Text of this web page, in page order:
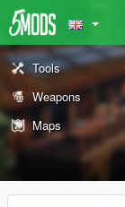
Tools
Weapons
Maps